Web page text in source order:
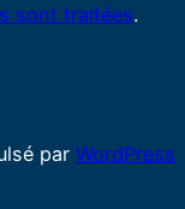
sont traitées.
par WordPress